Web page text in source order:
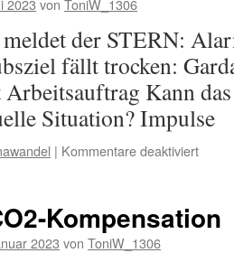
2023 von ToniW_1306
der STERN:
fällt trocken:
Kann
Situation? Impulse
| Kommentare deaktiviertfür
Kompensation
2023 von ToniW_1306